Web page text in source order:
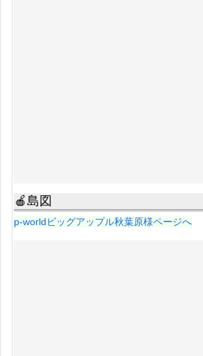
🍎島図
p-worldビッグアップル秋葉原様ページへ